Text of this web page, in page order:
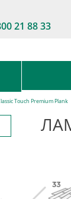
21 88 33
Touch Premium Plank